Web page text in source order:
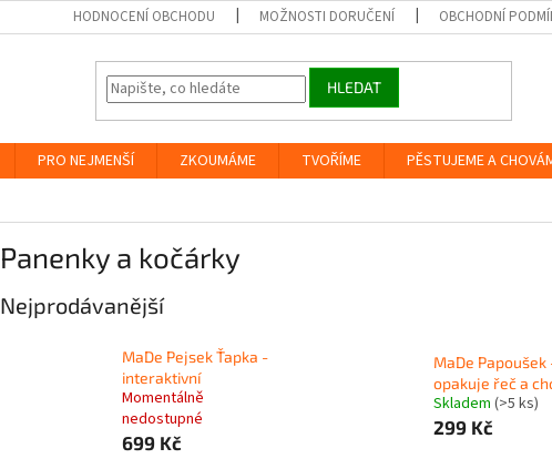
HODNOCENÍ OBCHODU MOŽNOSTI DORUČENÍ OBCHODNÍ
HLEDAT
PRO NEJMENŠÍ ZKOUMÁME TVOŘÍME
PĚSTUJEME A
Panenky a kočárky
Nejprodávanější
MaDe Pejsek Ťapka -
interaktivní
Momentálně
nedostupné
699 Kč
MaDe Papoušek
opakuje řeč a
Skladem (>5 ks)
299 Kč